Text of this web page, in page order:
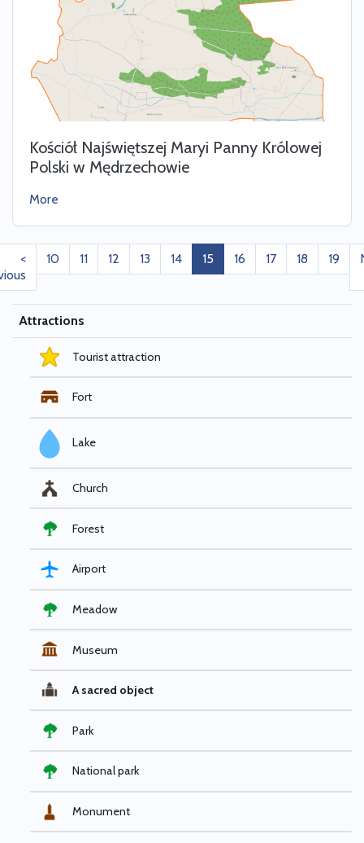
Kościół Najświętszej Maryi Panny Królowej
Polski w Mędrzechowie
More
<
10 11 12 13 14 15 16 17 18 19
Attractions
Tourist attraction
Fort
Lake
Church
Forest
Airport
Meadow
Museum
A sacred object
Park
National park
Monument